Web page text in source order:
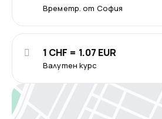
Времетр. от София
Валутен курс
1 CHF = 1.07 EUR